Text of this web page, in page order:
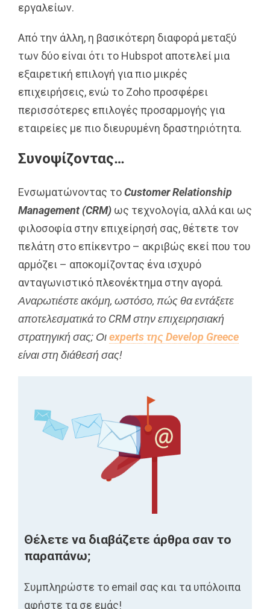
εργαλείων.
Από την άλλη, η βασικότερη διαφορά μεταξύ
των δύο είναι ότι το Hubspot αποτελεί μια
εξαιρετική επιλογή για πιο μικρές
επιχειρήσεις, ενώ το Zoho προσφέρει
περισσότερες επιλογές προσαρμογής για
εταιρείες με πιο διευρυμένη δραστηριότητα.
Συνοψίζοντας…
Ενσωματώνοντας τοCustomerRelationship
Management (CRM) ως τεχνολογία, αλλά και ως
φιλοσοφία στην επιχείρησή σας, θέτετε τον
πελάτη στο επίκεντρο – ακριβώς εκεί που του
αρμόζει – αποκομίζοντας ένα ισχυρό
ανταγωνιστικό πλεονέκτημα στην αγορά.
Αναρωτιέστε ακόμη, ωστόσο, πώς θα εντάξετε
αποτελεσματικά το CRMστην επιχειρησιακή
στρατηγική σας; Οιexperts της Develop Greece
είναι στη διάθεσή σας!
Θέλετε να διαβάζετε άρθρα σαν το
παραπάνω;
Συμπληρώστε το email σας και τα υπόλοιπα
αφήστε τα σε εμάς!